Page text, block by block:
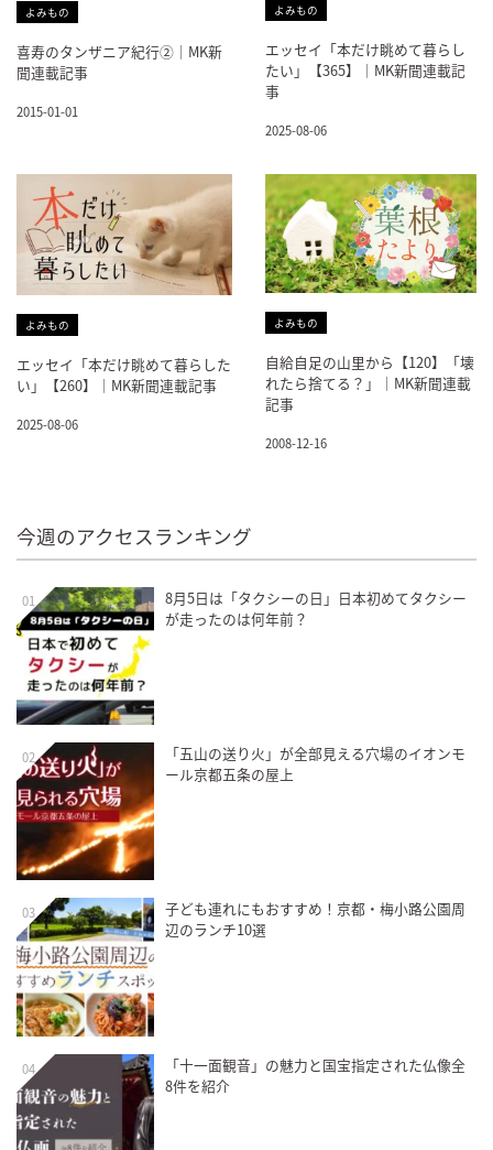
よみもの
喜寿のタンザニア紀行②｜MK新
聞連載記事
2015-01-01
よみもの
エッセイ「本だけ眺めて暮らし
たい」【365】｜MK新聞連載記
事
2025-08-06
よみもの
エッセイ「本だけ眺めて暮らした
い」【260】｜MK新聞連載記事
2025-08-06
よみもの
自給自足の山里から【120】「壊
れたら捨てる？」｜MK新聞連載
記事
2008-12-16
今週のアクセスランキング
01
8月5日は「タクシーの日」日本初めてタクシー
が走ったのは何年前？
02
「五山の送り火」が全部見える穴場のイオンモ
ール京都五条の屋上
03
子ども連れにもおすすめ！京都・梅小路公園周
辺のランチ10選
04
「十一面観音」の魅力と国宝指定された仏像全
8件を紹介